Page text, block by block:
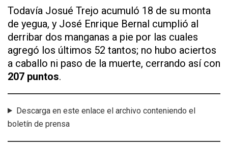
Todavía Josué Trejo acumuló 18 de su monta
de yegua, y José Enrique Bernal cumplió al
derribar dos manganas a pie por las cuales
agregó los últimos 52 tantos; no hubo aciertos
a caballo ni paso de la muerte, cerrando así con
207 puntos.
Descarga en este enlace el archivo conteniendo el
boletín de prensa